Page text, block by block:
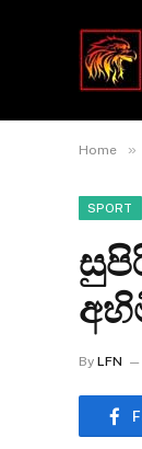
Home »
SPORT
By LFN